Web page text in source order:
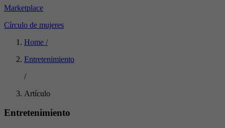
Marketplace
Círculo de mujeres
Home /
Entretenimiento
/
Artículo
Entretenimiento